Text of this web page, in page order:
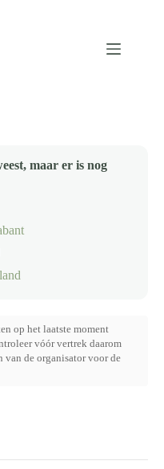
maar er is nog
op het laatste moment
vóór vertrek daarom
de organisator voor de